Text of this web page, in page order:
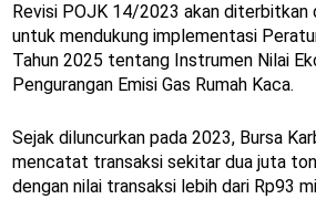
Revisi POJK 14/2023 akan
untuk mendukung implementasi
Tahun 2025 tentang Instrumen Nilai
Pengurangan Emisi Gas Rumah Kaca.
Sejak diluncurkan pada 2023, Bursa
mencatat transaksi sekitar dua juta
dengan nilai transaksi lebih dari Rp93